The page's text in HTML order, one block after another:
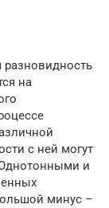
на
с ней могут
и
минус –